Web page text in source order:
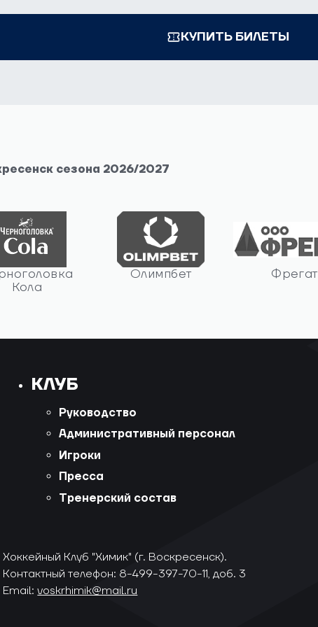
КУПИТЬ БИЛЕТЫ
сезона 2026/2027
Кола
Олимпбет Фрегат
КЛУБ
Руководство
Административный персонал
Игроки
Пресса
Тренерский состав
Хоккейный Клуб "Химик" (г. Воскресенск).
Контактный телефон: 8-499-397-70-11, доб. 3
Email:voskrhimik@mail.ru